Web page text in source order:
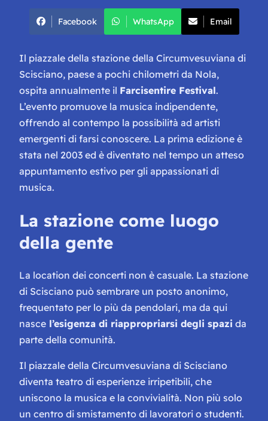
Facebook WhatsApp Email
Il piazzale della stazione della Circumvesuviana di
Scisciano, paese a pochi chilometri da Nola,
ospita annualmente il Farcisentire Festival.
L’evento promuove la musica indipendente,
offrendo al contempo la possibilità ad artisti
emergenti di farsi conoscere. La prima edizione è
stata nel 2003 ed è diventato nel tempo un atteso
appuntamento estivo per gli appassionati di
musica.
La stazione come luogo
della gente
La location dei concerti non è casuale. La stazione
di Scisciano può sembrare un posto anonimo,
frequentato per lo più da pendolari, ma da qui
nasce l’esigenza di riappropriarsi degli spazi da
parte della comunità.
Il piazzale della Circumvesuviana di Scisciano
diventa teatro di esperienze irripetibili, che
uniscono la musica e la convivialità. Non più solo
un centro di smistamento di lavoratori o studenti.